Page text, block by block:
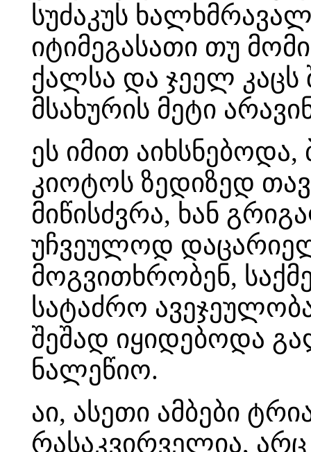
სუძაკუს
იტიმეგასათი თუ
ქალსა და ჯეელ კაცს
მსახურის მეტი
ეს იმით
კიოტოს ზედიზედ
მიწისძვრა, ხან
უჩვეულოდ
მოგვითხრობენ,
სატაძრო
შეშად იყიდებოდა
ნალეწიო.
აი, ასეთი ამბები
რასაკვირველია,